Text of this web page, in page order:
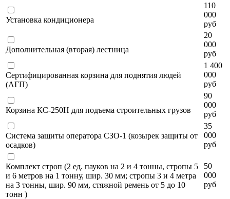
Установка кондиционера
110
000
руб
Дополнительная (вторая) лестница
20
000
руб
Сертифицированная корзина для поднятия людей
(АГП)
1 400
000
руб
Корзина КС-250Н для подъема строительных грузов
90
000
руб
Система защиты оператора СЗО-1 (козырек защиты от
осадков)
35
000
руб
Комплект строп (2 ед. пауков на 2 и 4 тонны, стропы 5
и 6 метров на 1 тонну, шир. 30 мм; стропы 3 и 4 метра
на 3 тонны, шир. 90 мм, стяжной ремень от 5 до 10
тонн )
50
000
руб